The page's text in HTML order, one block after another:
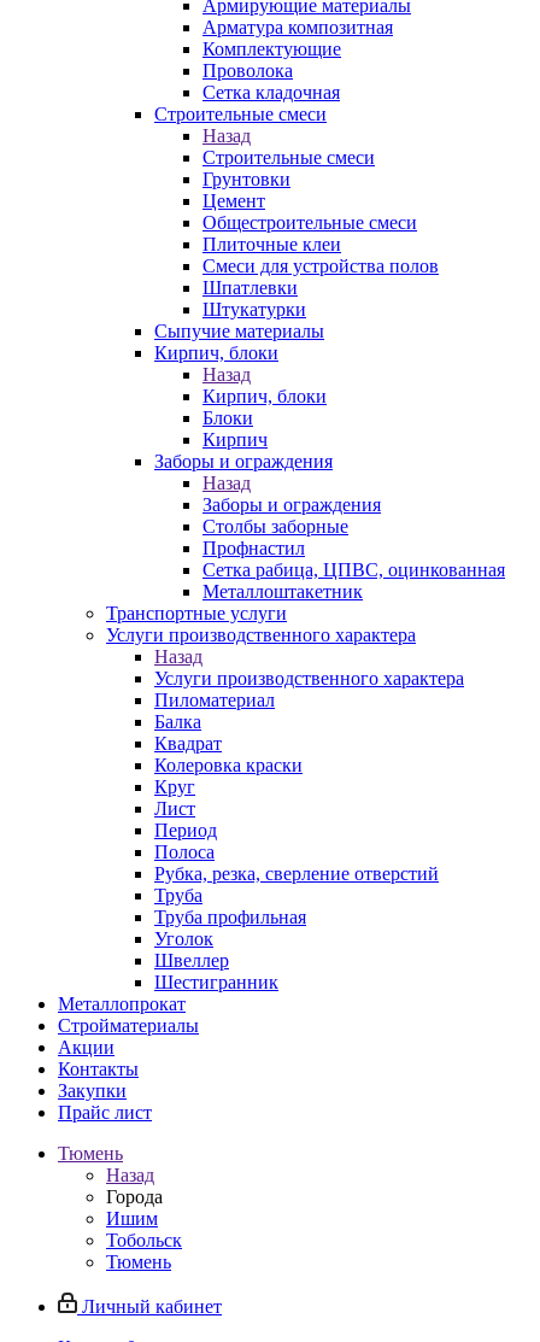
Армирующие материалы
Арматура композитная
Комплектующие
Проволока
Сетка кладочная
Строительные смеси
Назад
Строительные смеси
Грунтовки
Цемент
Общестроительные смеси
Плиточные клеи
Смеси для устройства полов
Шпатлевки
Штукатурки
Сыпучие материалы
Кирпич, блоки
Назад
Кирпич, блоки
Блоки
Кирпич
Заборы и ограждения
Назад
Заборы и ограждения
Столбы заборные
Профнастил
Сетка рабица, ЦПВС, оцинкованная
Металлоштакетник
Транспортные услуги
Услуги производственного характера
Назад
Услуги производственного характера
Пиломатериал
Балка
Квадрат
Колеровка краски
Круг
Лист
Период
Полоса
Рубка, резка, сверление отверстий
Труба
Труба профильная
Уголок
Швеллер
Шестигранник
Металлопрокат
Стройматериалы
Акции
Контакты
Закупки
Прайс лист
Тюмень
Назад
Города
Ишим
Тобольск
Тюмень
Личный кабинет